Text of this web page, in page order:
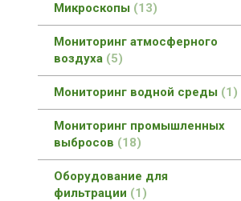
Микроскопы 13
Мониторинг атмосферного
воздуха
5
Мониторинг водной среды 1
Мониторинг промышленных
выбросов
18
Оборудование для
фильтрации
1